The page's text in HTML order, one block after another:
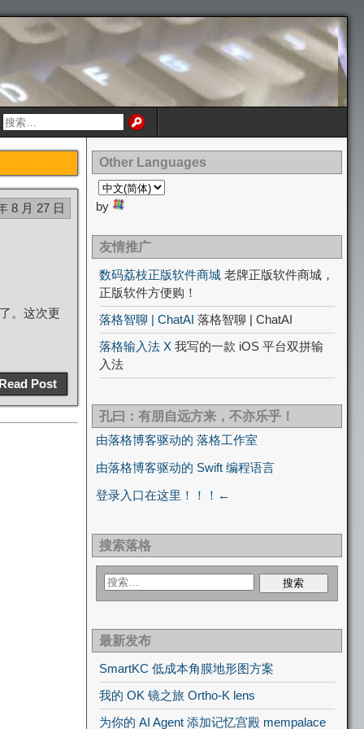
8 月 27 日
。这次更
Post
Other Languages
by
友情推广
数码荔枝正版软件商城 老牌正版软件商城，
正版软件方便购！
落格智聊 | ChatAI 落格智聊 | ChatAI
落格输入法 X 我写的一款 iOS 平台双拼输
入法
孔曰：有朋自远方来，不亦乐乎！
由落格博客驱动的 落格工作室
由落格博客驱动的 Swift 编程语言
登录入口在这里！！！←
搜索落格
最新发布
SmartKC 低成本角膜地形图方案
我的 OK 镜之旅 Ortho-K lens
为你的 AI Agent 添加记忆宫殿 mempalace